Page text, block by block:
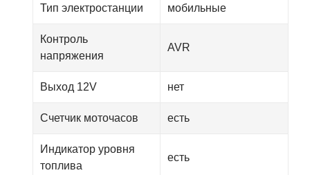
Тип электростанции мобильные
Контроль
напряжения
AVR
Выход 12V нет
Счетчик моточасов есть
Индикатор уровня
топлива
есть